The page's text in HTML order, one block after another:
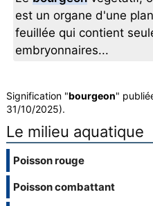
est un organe d'une
feuillée qui contient
embryonnaires...
Signification "bourgeon"
31/10/2025).
Le milieu aquatique
Poisson rouge
Poisson combattant